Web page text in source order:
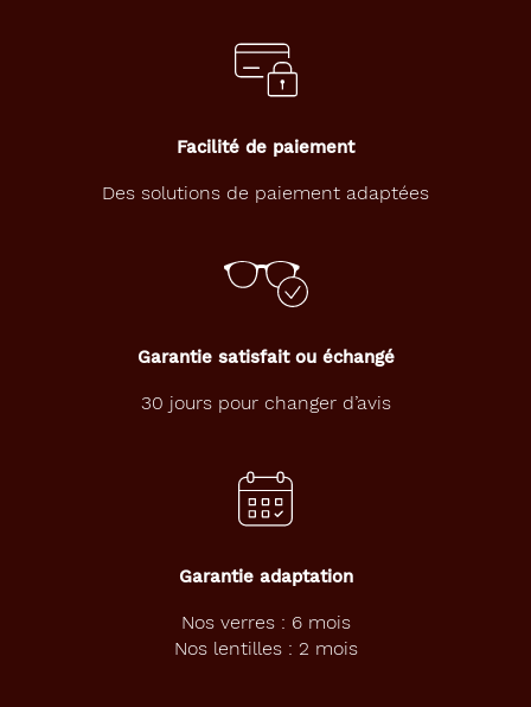
Facilité de paiement
Des solutions de paiement adaptées
Garantie satisfait ou échangé
30 jours pour changer d’avis
Garantie adaptation
Nos verres : 6 mois
Nos lentilles : 2 mois